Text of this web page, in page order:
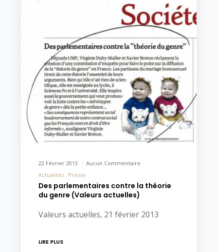
22 Février 2013
Aucun Commentaire
Actualités
Presse
Des parlementaires contre la théorie
du genre (Valeurs actuelles)
Valeurs actuelles, 21 février 2013
LIRE PLUS